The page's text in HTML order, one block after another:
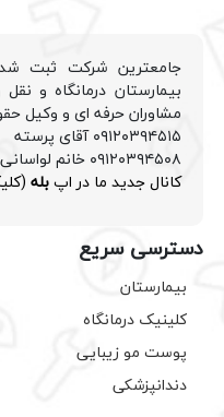
جامعترین شرکت ثبت
بیمارستان درمانگاه و
مشاوران حرفه ای و وکیل
۰۹۱۲۰۳۹۴۵۱۵ آقای پرسته
۰۹۱۲۰۳۹۴۵۰۸ خانم لواسانی
کانال جدید ما در اپبله
دسترسی سریع
بیمارستان
کلینیک درمانگاه
پوست مو زیبایی
دندانپزشکی